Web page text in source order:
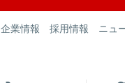
企業情報 採用情報 ニュ